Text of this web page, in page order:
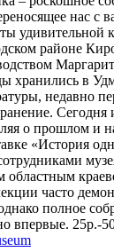
нас с
удивительной
районе
хранились в
недавно
о прошлом и
«История
областным
часто
полное
впервые. 25р.-